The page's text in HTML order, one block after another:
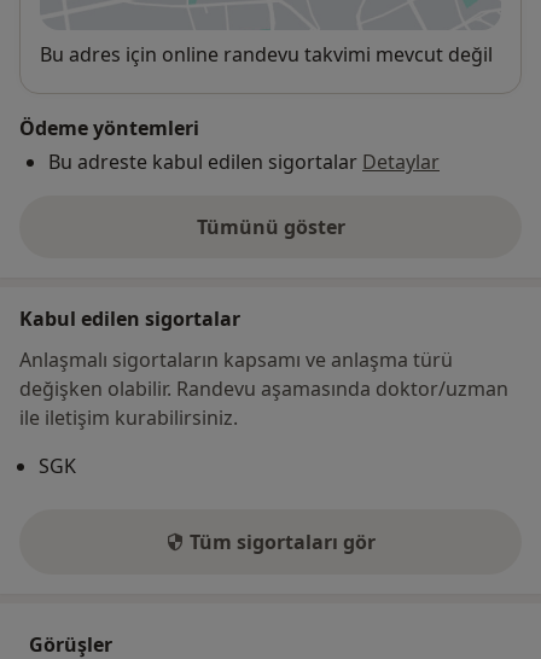
Uygunluk
Bu adres için online randevu takvimi mevcut değil
Ödeme yöntemleri
Bu adreste kabul edilen sigortalar Detaylar
Tümünü göster
adres hakkında
Kabul edilen sigortalar
Anlaşmalı sigortaların kapsamı ve anlaşma türü
değişken olabilir. Randevu aşamasında doktor/uzman
ile iletişim kurabilirsiniz.
SGK
Tüm sigortaları gör
Görüşler